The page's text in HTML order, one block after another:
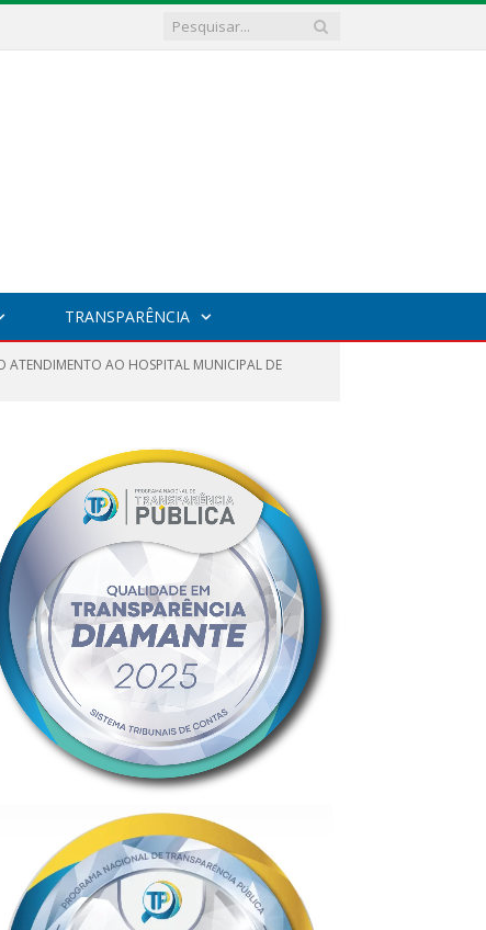
TRANSPARÊNCIA
ATENDIMENTO AO HOSPITAL MUNICIPAL DE